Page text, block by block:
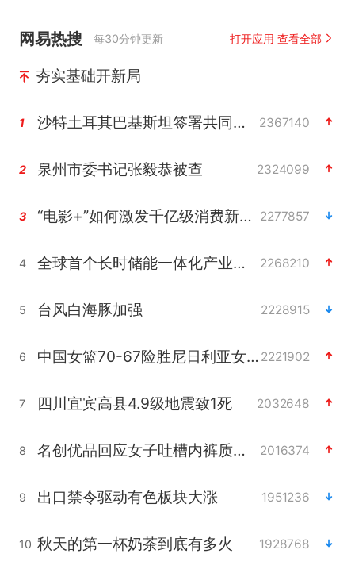
网易热搜 每30分钟更新 打开应用 查看全部
夯实基础开新局
1 沙特土耳其巴基斯坦签署共同防务协议 2367140
2 泉州市委书记张毅恭被查 2324099
3 “电影+”如何激发千亿级消费新活力？ 2277857
4 全球首个长时储能一体化产业园量产 2268210
5 台风白海豚加强 2228915
6 中国女篮70-67险胜尼日利亚女篮 2221902
7 四川宜宾高县4.9级地震致1死 2032648
8 名创优品回应女子吐槽内裤质量差 2016374
9 出口禁令驱动有色板块大涨 1951236
10 秋天的第一杯奶茶到底有多火 1928768